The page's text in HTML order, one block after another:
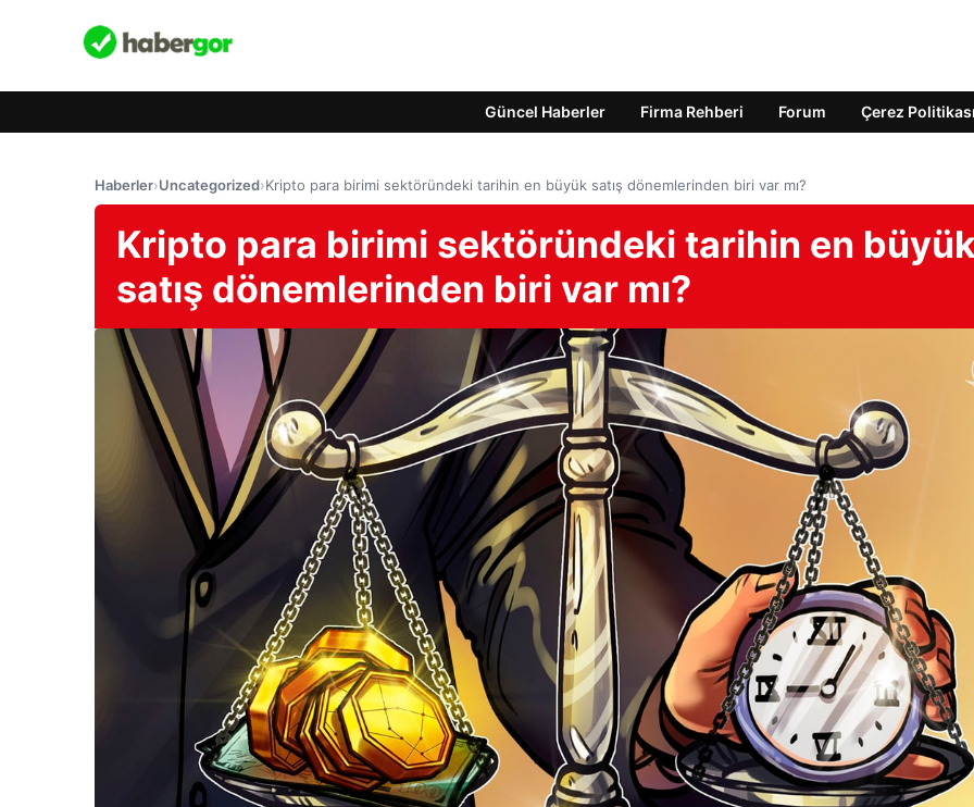
Güncel Haberler Firma Rehberi Forum Çerez
Haberler›Uncategorized›Kripto para birimi sektöründeki tarihin en büyük satış dönemlerinden biri var mı?
Kripto para birimi sektöründeki tarihin en
satış dönemlerinden biri var mı?